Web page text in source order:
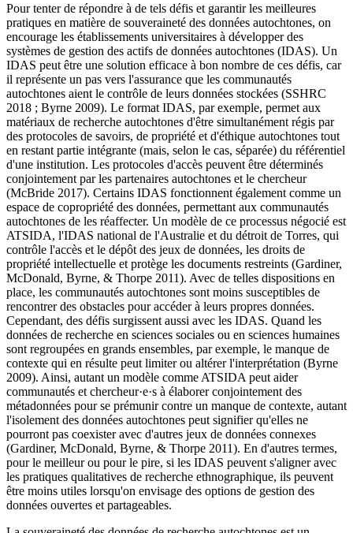
Pour tenter de répondre à de tels défis et garantir les meilleures
pratiques en matière de souveraineté des données autochtones, on
encourage les établissements universitaires à développer des
systèmes de gestion des actifs de données autochtones (IDAS). Un
IDAS peut être une solution efficace à bon nombre de ces défis, car
il représente un pas vers l'assurance que les communautés
autochtones aient le contrôle de leurs données stockées (SSHRC
2018 ; Byrne 2009). Le format IDAS, par exemple, permet aux
matériaux de recherche autochtones d'être simultanément régis par
des protocoles de savoirs, de propriété et d'éthique autochtones tout
en restant partie intégrante (mais, selon le cas, séparée) du référentiel
d'une institution. Les protocoles d'accès peuvent être déterminés
conjointement par les partenaires autochtones et le chercheur
(McBride 2017). Certains IDAS fonctionnent également comme un
espace de copropriété des données, permettant aux communautés
autochtones de les réaffecter. Un modèle de ce processus négocié est
ATSIDA, l'IDAS national de l'Australie et du détroit de Torres, qui
contrôle l'accès et le dépôt des jeux de données, les droits de
propriété intellectuelle et protège les documents restreints (Gardiner,
McDonald, Byrne, & Thorpe 2011). Avec de telles dispositions en
place, les communautés autochtones sont moins susceptibles de
rencontrer des obstacles pour accéder à leurs propres données.
Cependant, des défis surgissent aussi avec les IDAS. Quand les
données de recherche en sciences sociales ou en sciences humaines
sont regroupées en grands ensembles, par exemple, le manque de
contexte qui en résulte peut limiter ou altérer l'interprétation (Byrne
2009). Ainsi, autant un modèle comme ATSIDA peut aider
communautés et chercheur·e·s à élaborer conjointement des
métadonnées pour se prémunir contre un manque de contexte, autant
l'isolement des données autochtones peut signifier qu'elles ne
pourront pas coexister avec d'autres jeux de données connexes
(Gardiner, McDonald, Byrne, & Thorpe 2011). En d'autres termes,
pour le meilleur ou pour le pire, si les IDAS peuvent s'aligner avec
les pratiques qualitatives de recherche ethnographique, ils peuvent
être moins utiles lorsqu'on envisage des options de gestion des
données ouvertes et partageables.